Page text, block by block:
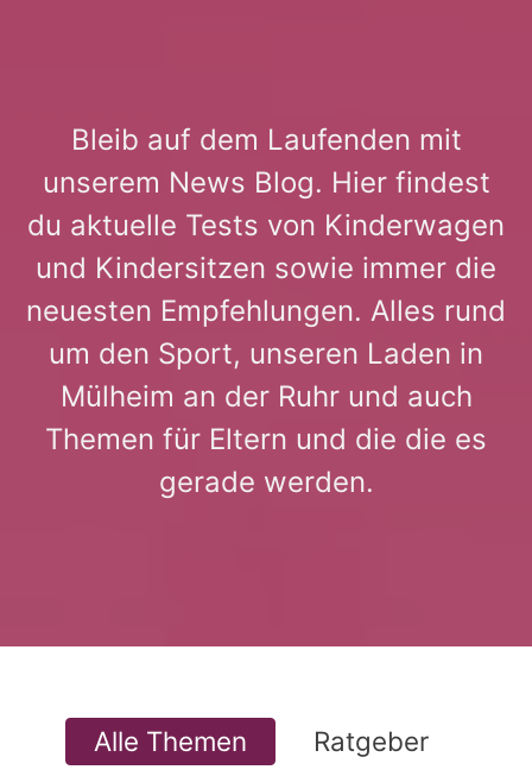
Bleib auf dem Laufenden mit
unserem News Blog. Hier findest
du aktuelle Tests von Kinderwagen
und Kindersitzen sowie immer die
neuesten Empfehlungen. Alles rund
um den Sport, unseren Laden in
Mülheim an der Ruhr und auch
Themen für Eltern und die die es
gerade werden.
Alle Themen Ratgeber